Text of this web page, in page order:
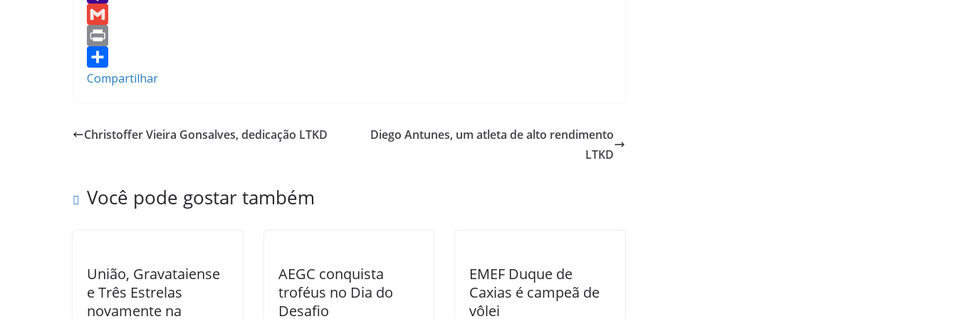
e
b
o
o
t
e
h
a
s
p
Y
a
h
o
a
G
m
a
P
r
t
Compartilhar
Christoffer Vieira Gonsalves, dedicação LTKD
Diego Antunes, um atleta de alto rendimento
LTKD
Você pode gostar também
União, Gravataiense
e Três Estrelas
novamente na
AEGC conquista
troféus no Dia do
Desafio
EMEF Duque de
Caxias é campeã de
vôlei